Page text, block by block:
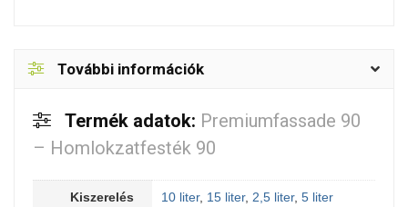
További információk
Termék adatok: Premiumfassade 90
– Homlokzatfesték 90
Kiszerelés 10 liter, 15 liter, 2,5 liter, 5 liter